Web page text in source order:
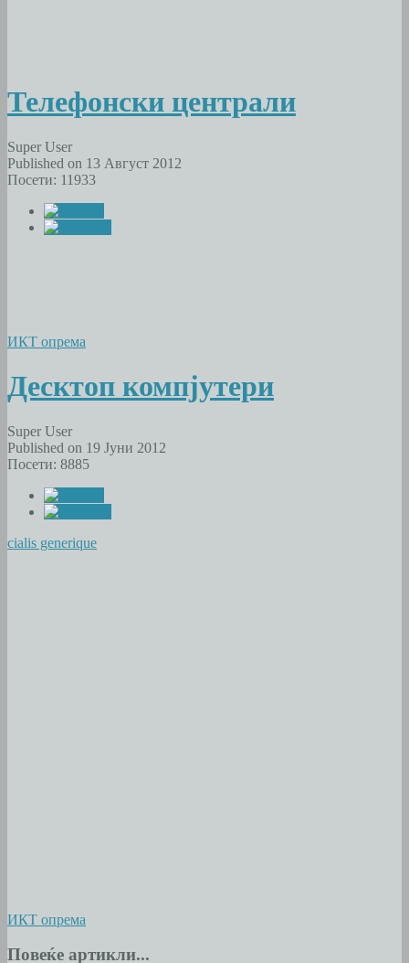
Телефонски централи
Super User
Published on 13 Август 2012
Посети: 11933
ИКТ опрема
Десктоп компјутери
Super User
Published on 19 Јуни 2012
Посети: 8885
cialis generique
ИКТ опрема
Повеќе артикли...